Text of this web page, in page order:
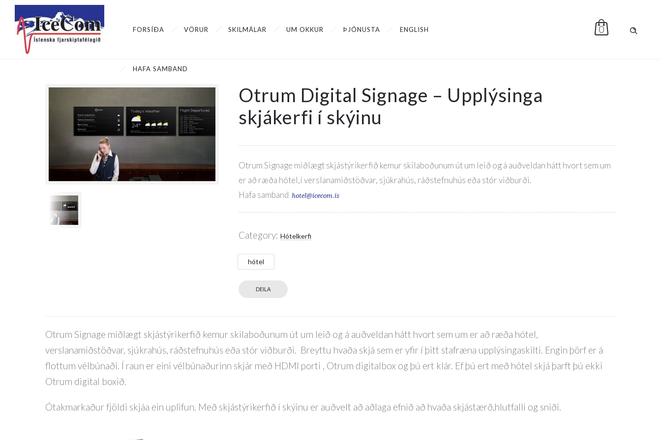
0
FORSÍÐA VÖRUR SKILMÁLAR UM OKKUR ÞJÓNUSTA ENGLISH
HAFA SAMBAND
Otrum Digital Signage – Upplýsinga
skjákerfi í skýinu
Otrum Signage miðlægt skjástýrikerfið kemur skilaboðunum út um leið og á auðveldan hátt hvort sem um
er að ræða hótel,í verslanamiðstöðvar, sjúkrahús, ráðstefnuhús eða stór viðburði.
Hafa samband hotel@icecom.is
Category:Hótelkerfi
hótel
DEILA
Otrum Signage miðlægt skjástýrikerfið kemur skilaboðunum út um leið og á auðveldan hátt hvort sem um er að ræða hótel,
verslanamiðstöðvar, sjúkrahús, ráðstefnuhús eða stór viðburði. Breyttu hvaða skjá sem er yfir í þitt stafræna upplýsingaskilti. Engin þörf er á
flottum vélbúnaði. Í raun er eini vélbúnaðurinn skjár með HDMI porti , Otrum digitalbox og þú ert klár. Ef þú ert með hótel skjá þarft þú ekki
Otrum digital boxið.
Ótakmarkaður fjöldi skjáa ein uplifun. Með skjástýrikerfið í skýinu er auðvelt að aðlaga efnið að hvaða skjástærð,hlutfalli og sniði.